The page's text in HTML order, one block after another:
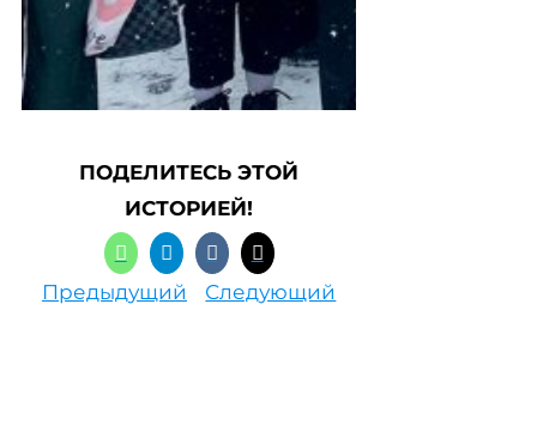
ПОДЕЛИТЕСЬ ЭТОЙ
ИСТОРИЕЙ!
Предыдущий Следующий